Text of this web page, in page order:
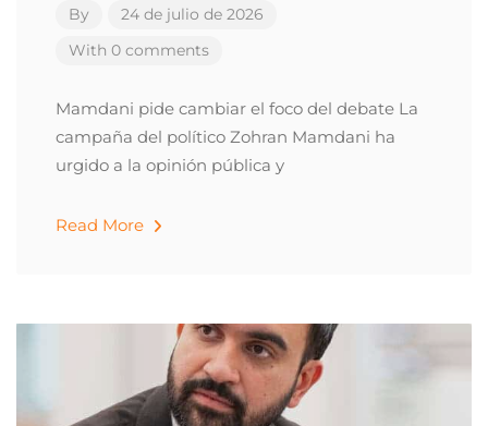
By
24 de julio de 2026
With 0 comments
Mamdani pide cambiar el foco del debate La
campaña del político Zohran Mamdani ha
urgido a la opinión pública y
Read More